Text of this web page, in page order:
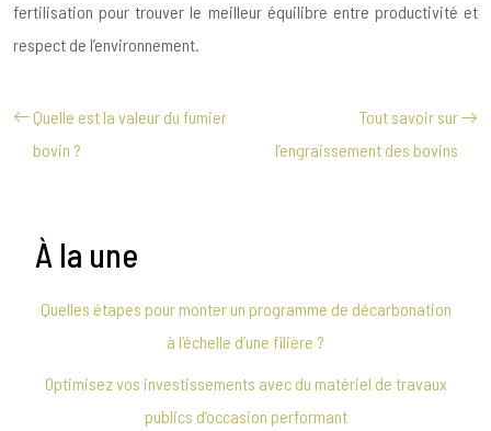
fertilisation pour trouver le meilleur équilibre entre productivité et
respect de l’environnement.
Quelle est la valeur du fumier
bovin ?
Tout savoir sur
l’engraissement des bovins
À la une
Quelles étapes pour monter un programme de décarbonation
à l’échelle d’une filière ?
Optimisez vos investissements avec du matériel de travaux
publics d’occasion performant